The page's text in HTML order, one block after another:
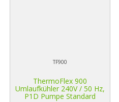
TF900
ThermoFlex 900
Umlaufkühler 240V / 50 Hz,
P1D Pumpe Standard